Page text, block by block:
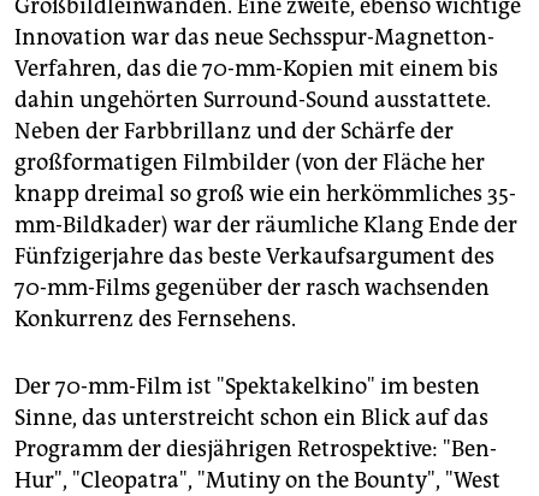
Großbildleinwänden. Eine zweite, ebenso wichtige
Innovation war das neue Sechsspur-Magnetton-
Verfahren, das die 70-mm-Kopien mit einem bis
dahin ungehörten Surround-Sound ausstattete.
Neben der Farbbrillanz und der Schärfe der
großformatigen Filmbilder (von der Fläche her
knapp dreimal so groß wie ein herkömmliches 35-
mm-Bildkader) war der räumliche Klang Ende der
Fünfzigerjahre das beste Verkaufsargument des
70-mm-Films gegenüber der rasch wachsenden
Konkurrenz des Fernsehens.
Der 70-mm-Film ist "Spektakelkino" im besten
Sinne, das unterstreicht schon ein Blick auf das
Programm der diesjährigen Retrospektive: "Ben-
Hur", "Cleopatra", "Mutiny on the Bounty", "West